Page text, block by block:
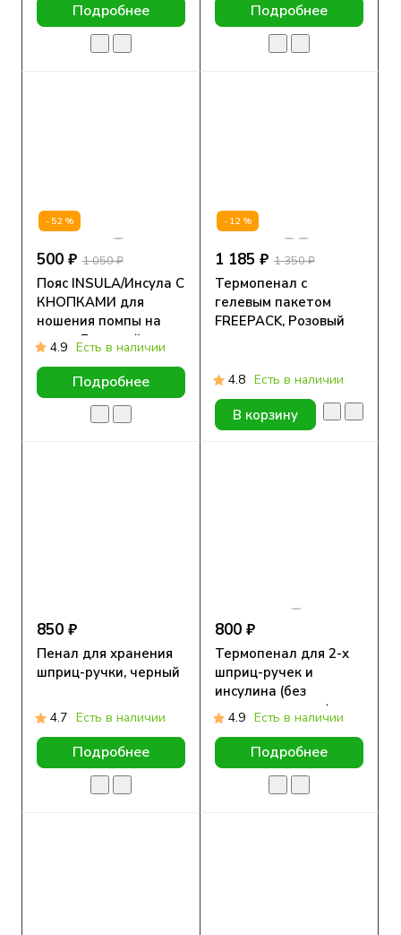
Подробнее Подробнее
-52%
500 ₽ 1 050 ₽
Пояс INSULA/Инсула С
КНОПКАМИ для
ношения помпы на
талии Бежевый
4.9 Есть в наличии
Подробнее
-12%
1 185 ₽ 1 350 ₽
Термопенал с
гелевым пакетом
FREEPACK, Розовый
4.8 Есть в наличии
В корзину
850 ₽
Пенал для хранения
шприц-ручки, черный
4.7 Есть в наличии
Подробнее
800 ₽
Термопенал для 2-х
шприц-ручек и
инсулина (без
гелевого пакета)
4.9 Есть в наличии
Подробнее